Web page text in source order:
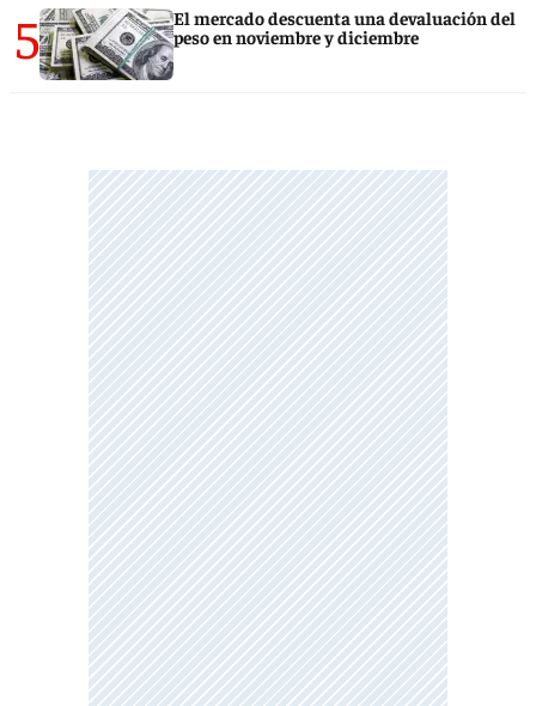
5
El mercado descuenta una devaluación del
peso en noviembre y diciembre